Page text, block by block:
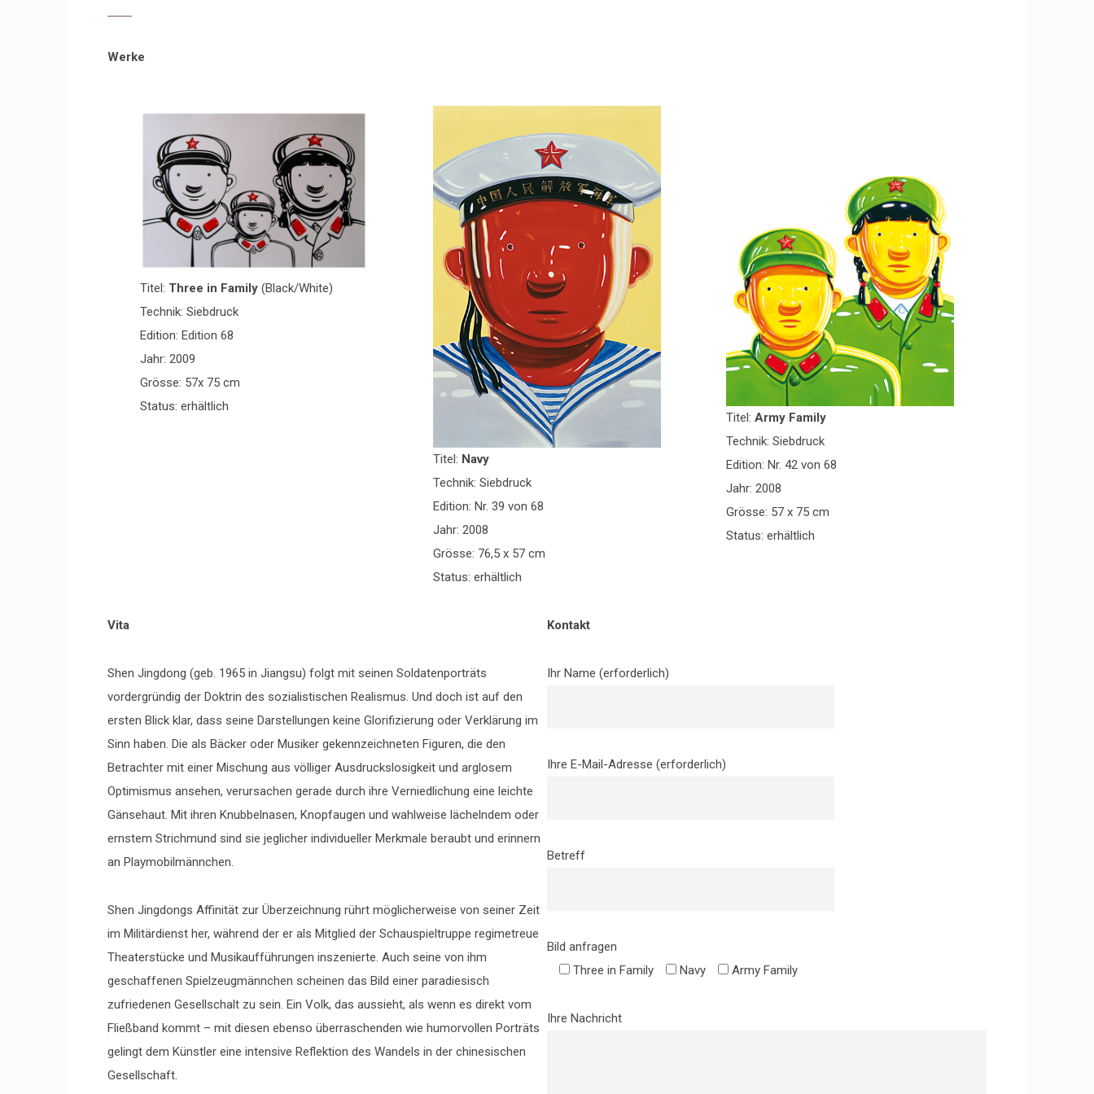
Werke
Titel: Three in Family (Black/White)
Technik: Siebdruck
Edition: Edition 68
Jahr: 2009
Grösse: 57x 75 cm
Status: erhältlich
Titel: Navy
Technik: Siebdruck
Edition: Nr. 39 von 68
Jahr: 2008
Grösse: 76,5 x 57 cm
Status: erhältlich
Titel: Army Family
Technik: Siebdruck
Edition: Nr. 42 von 68
Jahr: 2008
Grösse: 57 x 75 cm
Status: erhältlich
Vita
Shen Jingdong (geb. 1965 in Jiangsu) folgt mit seinen Soldatenporträts
vordergründig der Doktrin des sozialistischen Realismus. Und doch ist auf den
ersten Blick klar, dass seine Darstellungen keine Glorifizierung oder Verklärung im
Sinn haben. Die als Bäcker oder Musiker gekennzeichneten Figuren, die den
Betrachter mit einer Mischung aus völliger Ausdruckslosigkeit und arglosem
Optimismus ansehen, verursachen gerade durch ihre Verniedlichung eine leichte
Gänsehaut. Mit ihren Knubbelnasen, Knopfaugen und wahlweise lächelndem oder
ernstem Strichmund sind sie jeglicher individueller Merkmale beraubt und erinnern
an Playmobilmännchen.
Shen Jingdongs Affinität zur Überzeichnung rührt möglicherweise von seiner Zeit
im Militärdienst her, während der er als Mitglied der Schauspieltruppe regimetreue
Theaterstücke und Musikaufführungen inszenierte. Auch seine von ihm
geschaffenen Spielzeugmännchen scheinen das Bild einer paradiesisch
zufriedenen Gesellschalt zu sein. Ein Volk, das aussieht, als wenn es direkt vom
Fließband kommt – mit diesen ebenso überraschenden wie humorvollen Porträts
gelingt dem Künstler eine intensive Reflektion des Wandels in der chinesischen
Gesellschaft.
Kontakt
Ihr Name (erforderlich)
Ihre E-Mail-Adresse (erforderlich)
Betreff
Bild anfragen
Three in Family
Navy Army Family
Ihre Nachricht